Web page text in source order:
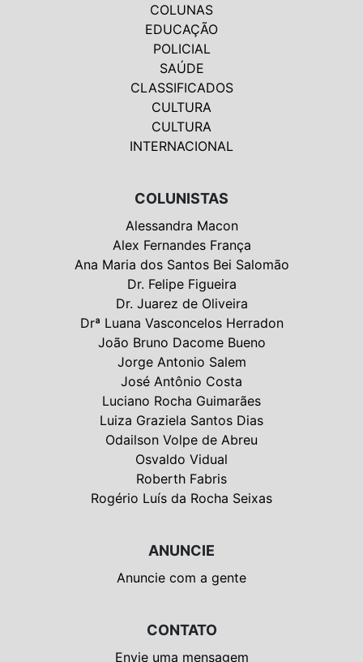
COLUNAS
EDUCAÇÃO
POLICIAL
SAÚDE
CLASSIFICADOS
CULTURA
CULTURA
INTERNACIONAL
COLUNISTAS
Alessandra Macon
Alex Fernandes França
Ana Maria dos Santos Bei Salomão
Dr. Felipe Figueira
Dr. Juarez de Oliveira
Drª Luana Vasconcelos Herradon
João Bruno Dacome Bueno
Jorge Antonio Salem
José Antônio Costa
Luciano Rocha Guimarães
Luiza Graziela Santos Dias
Odailson Volpe de Abreu
Osvaldo Vidual
Roberth Fabris
Rogério Luís da Rocha Seixas
ANUNCIE
Anuncie com a gente
CONTATO
Envie uma mensagem